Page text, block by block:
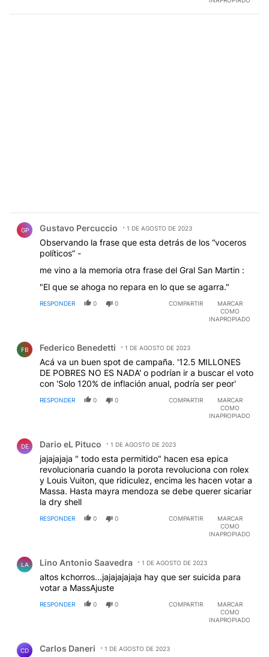
GP Gustavo Percuccio 1 DE AGOSTO DE 2023
Observando la frase que esta detrás de los “voceros
políticos” -
me vino a la memoria otra frase del Gral San Martin :
"El que se ahoga no repara en lo que se agarra."
RESPONDER 0 0 COMPARTIR
MARCAR
COMO
INAPROPIADO
FB Federico Benedetti 1 DE AGOSTO DE 2023
Acá va un buen spot de campaña. '12.5 MILLONES
DE POBRES NO ES NADA' o podrían ir a buscar el voto
con 'Solo 120% de inflación anual, podría ser peor'
RESPONDER 0 0 COMPARTIR
MARCAR
COMO
INAPROPIADO
DE Dario eL Pituco 1 DE AGOSTO DE 2023
jajajajaja " todo esta permitido" hacen esa epica
revolucionaria cuando la porota revoluciona con rolex
y Louis Vuiton, que ridiculez, encima les hacen votar a
Massa. Hasta mayra mendoza se debe querer sicariar
la dry shell
RESPONDER 0 0 COMPARTIR
MARCAR
COMO
INAPROPIADO
LA Lino Antonio Saavedra 1 DE AGOSTO DE 2023
altos kchorros...jajajajajaja hay que ser suicida para
votar a MassAjuste
RESPONDER 0 0 COMPARTIR
MARCAR
COMO
INAPROPIADO
CD Carlos Daneri 1 DE AGOSTO DE 2023